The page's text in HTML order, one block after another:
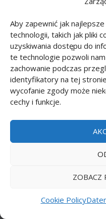
Aby zapewnić jak
technologii, takich jak pliki
uzyskiwania dostępu do
te technologie pozwoli
zachowanie podczas
identyfikatory na tej
wycofanie zgody może
cechy i funkcje.
ZOBACZ
Cookie Policy
Punkt zu Punkt:
Punkt zu Punkt:
Punkt zu Punkt:
Punkt zu Punkt: